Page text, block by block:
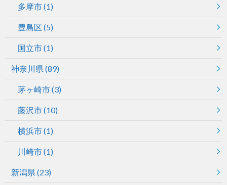
多摩市(1)
豊島区 (5)
国立市(1)
神奈川県 (89)
茅ヶ崎市(3)
藤沢市(10)
横浜市(1)
川崎市(1)
新潟県 (23)